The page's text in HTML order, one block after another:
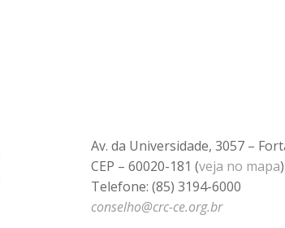
Av. da Universidade, 3057 –
CEP – 60020-181 (veja no mapa)
Telefone: (85) 3194-6000
conselho@crc-ce.org.br